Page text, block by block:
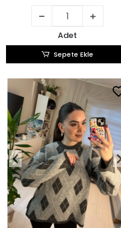
Adet
Sepete Ekle